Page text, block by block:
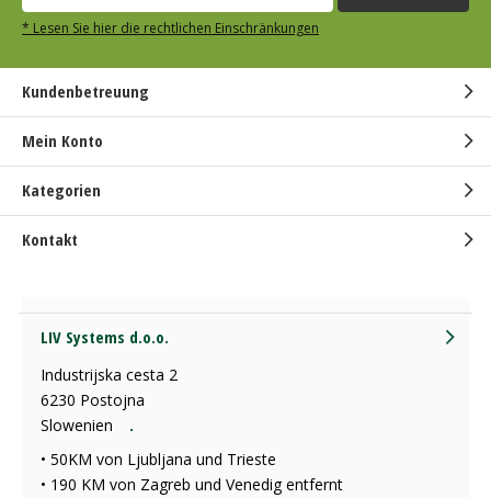
* Lesen Sie hier die rechtlichen Einschränkungen
Kundenbetreuung
Mein Konto
Kategorien
Kontakt
LIV Systems d.o.o.
Industrijska cesta 2
6230 Postojna
Slowenien
.
• 50KM von Ljubljana und Trieste
• 190 KM von Zagreb und Venedig entfernt